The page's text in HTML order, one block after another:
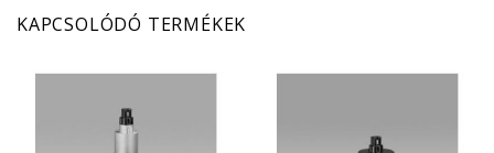
KAPCSOLÓDÓ TERMÉKEK